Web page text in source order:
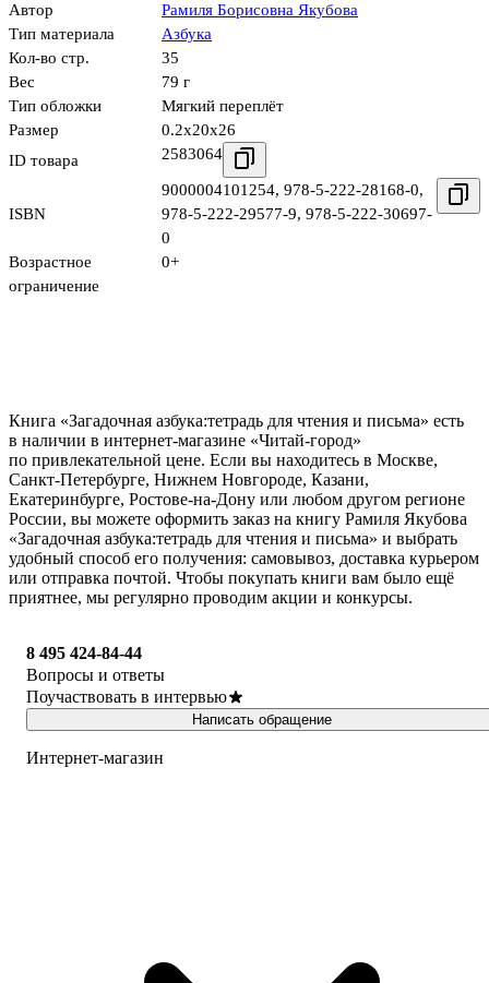
Автор
Рамиля Борисовна Якубова
Тип материала
Азбука
Кол-во стр.
35
Вес
79 г
Тип обложки
Мягкий переплёт
Размер
0.2x20x26
ID товара
2583064
ISBN
9000004101254, 978-5-222-28168-0,
978-5-222-29577-9, 978-5-222-30697-
0
Возрастное
ограничение
0+
Книга «Загадочная азбука:тетрадь для чтения и письма» есть
в наличии в интернет-магазине «Читай-город»
по привлекательной цене. Если вы находитесь в Москве,
Санкт-Петербурге, Нижнем Новгороде, Казани,
Екатеринбурге, Ростове-на-Дону или любом другом регионе
России, вы можете оформить заказ на книгу Рамиля Якубова
«Загадочная азбука:тетрадь для чтения и письма» и выбрать
удобный способ его получения: самовывоз, доставка курьером
или отправка почтой. Чтобы покупать книги вам было ещё
приятнее, мы регулярно проводим акции и конкурсы.
8 495 424-84-44
Вопросы и ответы
Поучаствовать в интервью
Написать обращение
Интернет-магазин